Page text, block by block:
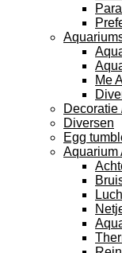
Me
Decoratie
Diversen
Egg
Aquarium